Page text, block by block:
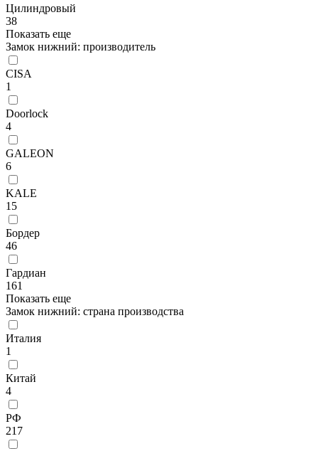
Цилиндровый
38
Показать еще
Замок нижний: производитель
CISA
1
Doorlock
4
GALEON
6
KALE
15
Бордер
46
Гардиан
161
Показать еще
Замок нижний: страна производства
Италия
1
Китай
4
РФ
217